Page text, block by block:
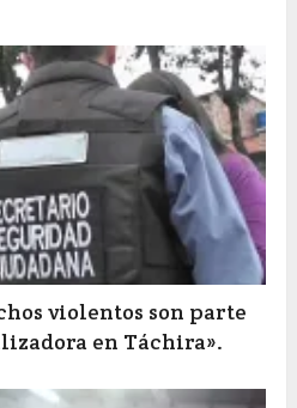
violentos son parte
en Táchira».